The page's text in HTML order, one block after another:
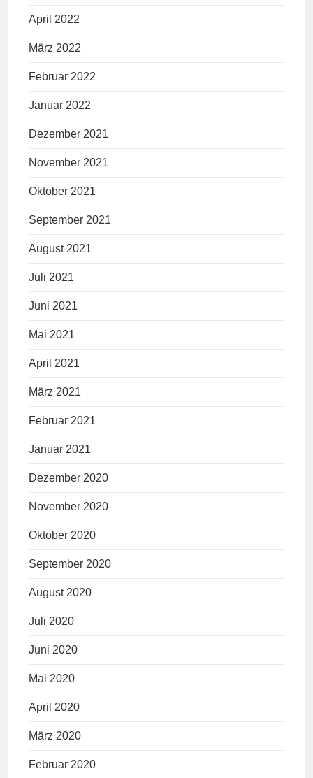
April 2022
März 2022
Februar 2022
Januar 2022
Dezember 2021
November 2021
Oktober 2021
September 2021
August 2021
Juli 2021
Juni 2021
Mai 2021
April 2021
März 2021
Februar 2021
Januar 2021
Dezember 2020
November 2020
Oktober 2020
September 2020
August 2020
Juli 2020
Juni 2020
Mai 2020
April 2020
März 2020
Februar 2020